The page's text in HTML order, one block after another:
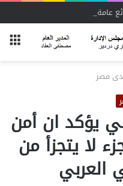
مصر
يؤكد ان أمن
لا يتجزأ من
العربي